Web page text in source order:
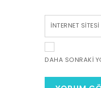
İNTERNET SITESI
DAHA SONRAKI